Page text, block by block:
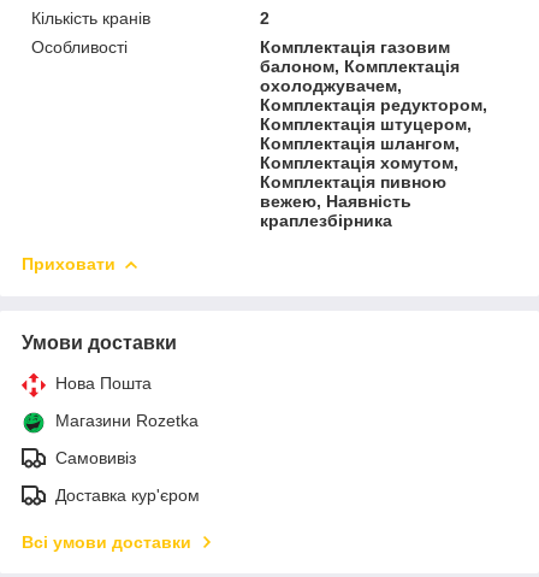
Кількість кранів
2
Особливості
Комплектація газовим
балоном, Комплектація
охолоджувачем,
Комплектація редуктором,
Комплектація штуцером,
Комплектація шлангом,
Комплектація хомутом,
Комплектація пивною
вежею, Наявність
краплезбірника
Приховати
Умови доставки
Нова Пошта
Магазини Rozetka
Самовивіз
Доставка кур'єром
Всі умови доставки